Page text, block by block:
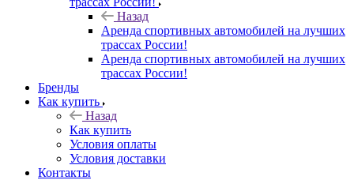
Назад
Аренда спортивных автомобилей на лучших
трассах России!
Аренда спортивных автомобилей на лучших
трассах России!
Бренды
Как купить
Назад
Как купить
Условия оплаты
Условия доставки
Контакты